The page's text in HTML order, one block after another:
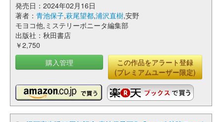
発売日：2024年02月16日
著者： 青池保子,萩尾望都,浦沢直樹,安野
モヨコ他,ミステリーボニータ編集部
出版社：秋田書店
￥2,750
購入管理
この作品をアラート登録
(プレミアムユーザー限定)